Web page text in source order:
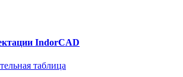
IndorCAD
таблица